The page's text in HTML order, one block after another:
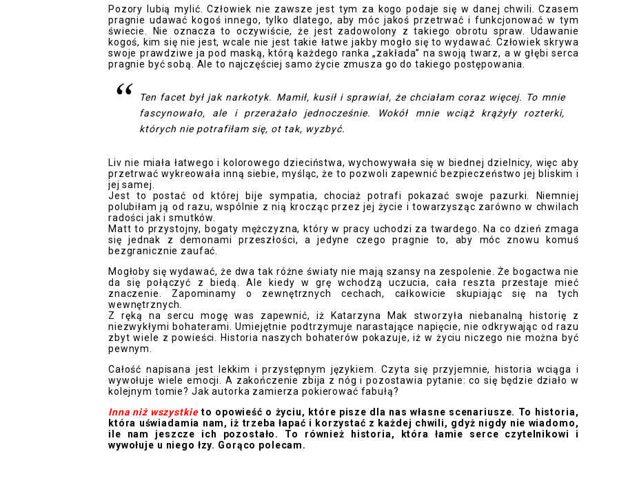
Pozory lubią mylić. Człowiek nie zawsze jest tym za kogo podaje się w danej chwili. Czasem
pragnie udawać kogoś innego, tylko dlatego, aby móc jakoś przetrwać i funkcjonować w tym
świecie. Nie oznacza to oczywiście, że jest zadowolony z takiego obrotu spraw. Udawanie
kogoś, kim się nie jest, wcale nie jest takie łatwe jakby mogło się to wydawać. Człowiek skrywa
swoje prawdziwe ja pod maską, którą każdego ranka „zakłada” na swoją twarz, a w głębi serca
pragnie być sobą. Ale to najczęściej samo życie zmusza go do takiego postępowania.
Ten facet był jak narkotyk. Mamił, kusił i sprawiał, że chciałam coraz więcej. To mnie
fascynowało, ale i przerażało jednocześnie. Wokół mnie wciąż krążyły rozterki,
których nie potrafiłam się, ot tak, wyzbyć.
Liv nie miała łatwego i kolorowego dzieciństwa, wychowywała się w biednej dzielnicy, więc aby
przetrwać wykreowała inną siebie, myśląc, że to pozwoli zapewnić bezpieczeństwo jej bliskim i
jej samej.
Jest to postać od której bije sympatia, chociaż potrafi pokazać swoje pazurki. Niemniej
polubiłam ją od razu, wspólnie z nią krocząc przez jej życie i towarzysząc zarówno w chwilach
radości jak i smutków.
Matt to przystojny, bogaty mężczyzna, który w pracy uchodzi za twardego. Na co dzień zmaga
się jednak z demonami przeszłości, a jedyne czego pragnie to, aby móc znowu komuś
bezgranicznie zaufać.
Mogłoby się wydawać, że dwa tak różne światy nie mają szansy na zespolenie. Że bogactwa nie
da się połączyć z biedą. Ale kiedy w grę wchodzą uczucia, cała reszta przestaje mieć
znaczenie. Zapominamy o zewnętrznych cechach, całkowicie skupiając się na tych
wewnętrznych.
Z ręką na sercu mogę was zapewnić, iż Katarzyna Mak stworzyła niebanalną historię z
niezwykłymi bohaterami. Umiejętnie podtrzymuje narastające napięcie, nie odkrywając od razu
zbyt wiele z powieści. Historia naszych bohaterów pokazuje, iż w życiu niczego nie można być
pewnym.
Całość napisana jest lekkim i przystępnym językiem. Czyta się przyjemnie, historia wciąga i
wywołuje wiele emocji. A zakończenie zbija z nóg i pozostawia pytanie: co się będzie działo w
kolejnym tomie? Jak autorka zamierza pokierować fabułą?
Inna niż wszystkieto opowieść o życiu, które pisze dla nas własne scenariusze. To historia,
która uświadamia nam, iż trzeba łapać i korzystać z każdej chwili, gdyż nigdy nie wiadomo,
ile nam jeszcze ich pozostało. To również historia, która łamie serce czytelnikowi i
wywołuje u niego łzy. Gorąco polecam.